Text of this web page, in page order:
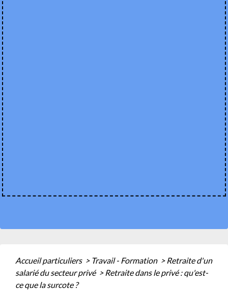
Accueil particuliers > Travail - Formation > Retraite d'un
salarié du secteur privé > Retraite dans le privé : qu'est-
ce que la surcote ?